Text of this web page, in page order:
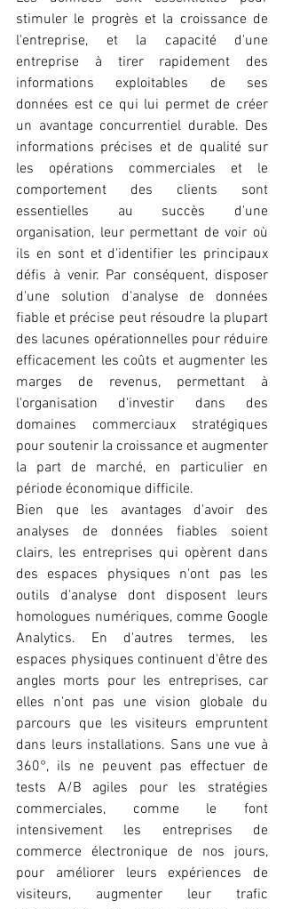
stimuler le progrès et la croissance de
l'entreprise, et la capacité d'une
entreprise à tirer rapidement des
informations exploitables de ses
données est ce qui lui permet de créer
un avantage concurrentiel durable. Des
informations précises et de qualité sur
les opérations commerciales et le
comportement des clients sont
essentielles au succès d'une
organisation, leur permettant de voir où
ils en sont et d'identifier les principaux
défis à venir. Par conséquent, disposer
d'une solution d'analyse de données
fiable et précise peut résoudre la plupart
des lacunes opérationnelles pour réduire
efficacement les coûts et augmenter les
marges de revenus, permettant à
l'organisation d'investir dans des
domaines commerciaux stratégiques
pour soutenir la croissance et augmenter
la part de marché, en particulier en
période économique difficile.
Bien que les avantages d'avoir des
analyses de données fiables soient
clairs, les entreprises qui opèrent dans
des espaces physiques n'ont pas les
outils d'analyse dont disposent leurs
homologues numériques, comme Google
Analytics. En d'autres termes, les
espaces physiques continuent d'être des
angles morts pour les entreprises, car
elles n'ont pas une vision globale du
parcours que les visiteurs empruntent
dans leurs installations. Sans une vue à
360°, ils ne peuvent pas effectuer de
tests A/B agiles pour les stratégies
commerciales, comme le font
intensivement les entreprises de
commerce électronique de nos jours,
pour améliorer leurs expériences de
visiteurs, augmenter leur trafic